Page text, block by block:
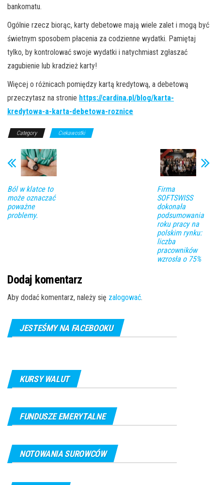
bankomatu.
Ogólnie rzecz biorąc, karty debetowe mają wiele zalet i mogą być
świetnym sposobem płacenia za codzienne wydatki. Pamiętaj
tylko, by kontrolować swoje wydatki i natychmiast zgłaszać
zagubienie lub kradzież karty!
Więcej o różnicach pomiędzy kartą kredytową, a debetową
przeczytasz na stronie https://cardina.pl/blog/karta-
kredytowa-a-karta-debetowa-roznice
Category Ciekawostki
Ból w klatce to
może oznaczać
poważne
problemy.
Firma
SOFTSWISS
dokonała
podsumowania
roku pracy na
polskim rynku:
liczba
pracowników
wzrosła o 75%
Dodaj komentarz
Aby dodać komentarz, należy się zalogować.
JESTEŚMY NA FACEBOOKU
KURSY WALUT
FUNDUSZE EMERYTALNE
NOTOWANIA SUROWCÓW